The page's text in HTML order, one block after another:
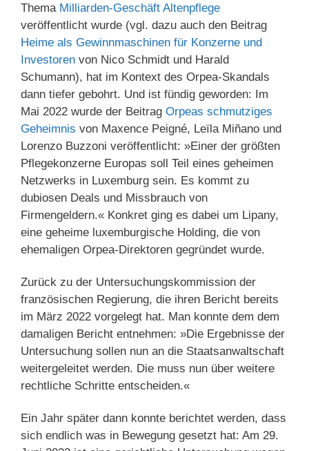
Thema Milliarden-Geschäft Altenpflege
veröffentlicht wurde (vgl. dazu auch den Beitrag
Heime als Gewinnmaschinen für Konzerne und
Investoren von Nico Schmidt und Harald
Schumann), hat im Kontext des Orpea-Skandals
dann tiefer gebohrt. Und ist fündig geworden: Im
Mai 2022 wurde der Beitrag Orpeas schmutziges
Geheimnis von Maxence Peigné, Leïla Miñano und
Lorenzo Buzzoni veröffentlicht: »Einer der größten
Pflegekonzerne Europas soll Teil eines geheimen
Netzwerks in Luxemburg sein. Es kommt zu
dubiosen Deals und Missbrauch von
Firmengeldern.« Konkret ging es dabei um Lipany,
eine geheime luxemburgische Holding, die von
ehemaligen Orpea-Direktoren gegründet wurde.
Zurück zu der Untersuchungskommission der
französischen Regierung, die ihren Bericht bereits
im März 2022 vorgelegt hat. Man konnte dem dem
damaligen Bericht entnehmen: »Die Ergebnisse der
Untersuchung sollen nun an die Staatsanwaltschaft
weitergeleitet werden. Die muss nun über weitere
rechtliche Schritte entscheiden.«
Ein Jahr später dann konnte berichtet werden, dass
sich endlich was in Bewegung gesetzt hat: Am 29.